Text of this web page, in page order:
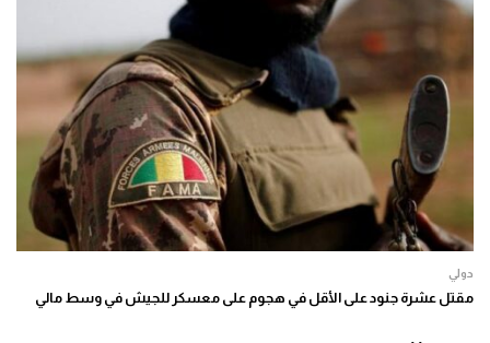
دولي
مقتل عشرة جنود على الأقل في هجوم على معسكر للجيش في وسط مالي